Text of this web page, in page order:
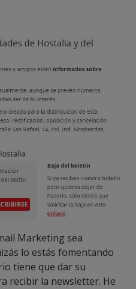
Marketing sea
lo estás fomentando
tiene que dar su
recibir la newsletter. He